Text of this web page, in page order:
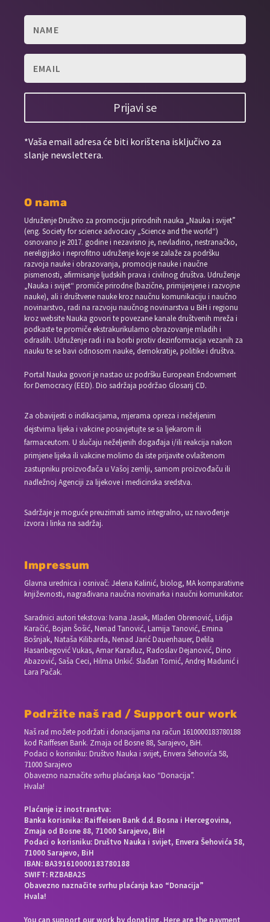
Prijavi se
*Vaša email adresa će biti korištena isključivo za
slanje newslettera.
O nama
Udruženje Društvo za promociju prirodnih nauka „Nauka i svijet”
(eng. Society for science advocacy „Science and the world“)
osnovano je 2017. godine i nezavisno je, nevladino, nestranačko,
nereligijsko i neprofitno udruženje koje se zalaže za podršku
razvoja nauke i obrazovanja, promocije nauke i naučne
pismenosti, afirmisanje ljudskih prava i civilnog društva. Udruženje
„Nauka i svijet“ promiče prirodne (bazične, primijenjene i razvojne
nauke), ali i društvene nauke kroz naučnu komunikaciju i naučno
novinarstvo, radi na razvoju naučnog novinarstva u BiH i regionu
kroz website Nauka govori te povezane kanale društvenih mreža i
podkaste te promiče ekstrakurikularno obrazovanje mladih i
odraslih. Udruženje radi i na borbi protiv dezinformacija vezanih za
nauku te se bavi odnosom nauke, demokratije, politike i društva.
Portal Nauka govori je nastao uz podršku European Endowment
for Democracy (EED). Dio sadržaja podržao Glosarij CD.
Za obavijesti o indikacijama, mjerama opreza i neželjenim
dejstvima lijeka i vakcine posavjetujte se sa ljekarom ili
farmaceutom. U slučaju neželjenih događaja i/ili reakcija nakon
primjene lijeka ili vakcine molimo da iste prijavite ovlaštenom
zastupniku proizvođača u Vašoj zemlji, samom proizvođaču ili
nadležnoj Agenciji za lijekove i medicinska sredstva.
Sadržaje je moguće preuzimati samo integralno, uz navođenje
izvora i linka na sadržaj.
Impressum
Glavna urednica i osnivač: Jelena Kalinić, biolog, MA komparativne
književnosti, nagrađivana naučna novinarka i naučni komunikator.
Saradnici autori tekstova: Ivana Jasak, Mladen Obrenović, Lidija
Karačić, Bojan Šošić, Nenad Tanović, Lamija Tanović, Emina
Bošnjak, Nataša Kilibarda, Nenad Jarić Dauenhauer, Delila
Hasanbegović Vukas, Amar Karađuz, Radoslav Dejanović, Dino
Abazović, Saša Ceci, Hilma Unkić. Slađan Tomić, Andrej Madunić i
Lara Pačak.
Podržite naš rad / Support our work
Naš rad možete podržati i donacijama na račun 1610000183780188
kod Raiffesen Bank. Zmaja od Bosne 88, Sarajevo, BiH.
Podaci o korisniku: Društvo Nauka i svijet, Envera Šehovića 58,
71000 Sarajevo
Obavezno naznačite svrhu plaćanja kao “Donacija”.
Hvala!
Plaćanje iz inostranstva:
Banka korisnika: Raiffeisen Bank d.d. Bosna i Hercegovina,
Zmaja od Bosne 88, 71000 Sarajevo, BiH
Podaci o korisniku: Društvo Nauka i svijet, Envera Šehovića 58,
71000 Sarajevo, BiH
IBAN: BA391610000183780188
SWIFT: RZBABA2S
Obavezno naznačite svrhu plaćanja kao “Donacija”
Hvala!
You can support our work by donating. Here are the payment